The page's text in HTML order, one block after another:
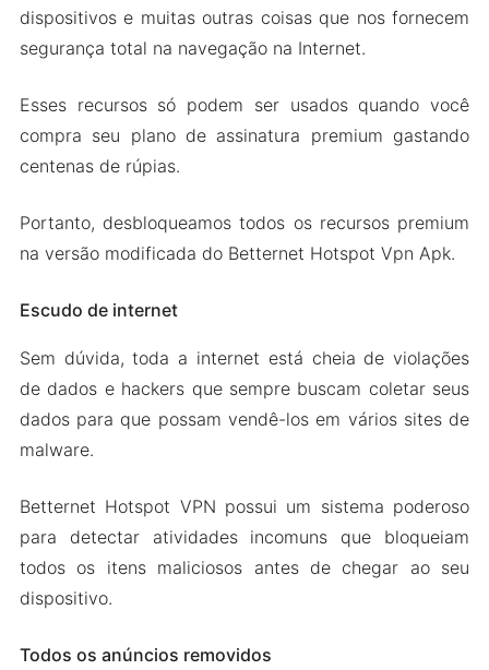
dispositivos e muitas outras coisas que nos fornecem
segurança total na navegação na Internet.
Esses recursos só podem ser usados ​​quando você
compra seu plano de assinatura premium gastando
centenas de rúpias.
Portanto, desbloqueamos todos os recursos premium
na versão modificada do Betternet Hotspot Vpn Apk.
Escudo de internet
Sem dúvida, toda a internet está cheia de violações
de dados e hackers que sempre buscam coletar seus
dados para que possam vendê-los em vários sites de
malware.
Betternet Hotspot VPN possui um sistema poderoso
para detectar atividades incomuns que bloqueiam
todos os itens maliciosos antes de chegar ao seu
dispositivo.
Todos os anúncios removidos